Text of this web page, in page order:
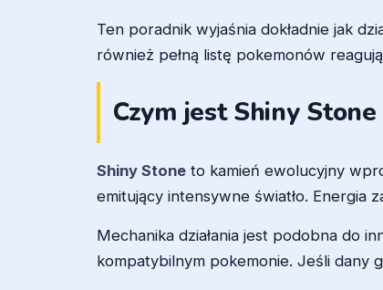
Ten poradnik wyjaśnia dokładnie jak
również pełną listę pokemonów
Czym jest Shiny Stone
Shiny Stone to kamień ewolucyjny
emitujący intensywne światło. Energia
Mechanika działania jest podobna do
kompatybilnym pokemonie. Jeśli dany